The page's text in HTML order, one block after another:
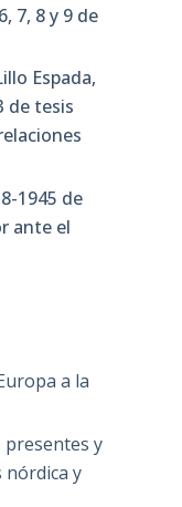
7, 8 y 9 de
Espada,
de tesis
1945 de
ante el
a la
presentes y
nórdica y